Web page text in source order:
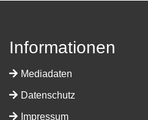
Informationen
Mediadaten
Datenschutz
Impressum